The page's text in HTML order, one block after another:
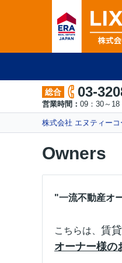
総合 03-
営業時間： 09：30～18
株式会社 エヌティー
Owners
"一流不動産オ
こちらは、 賃
オーナー様の